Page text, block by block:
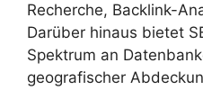
Recherche, Backlink-
Darüber hinaus bietet
Spektrum an
geografischer